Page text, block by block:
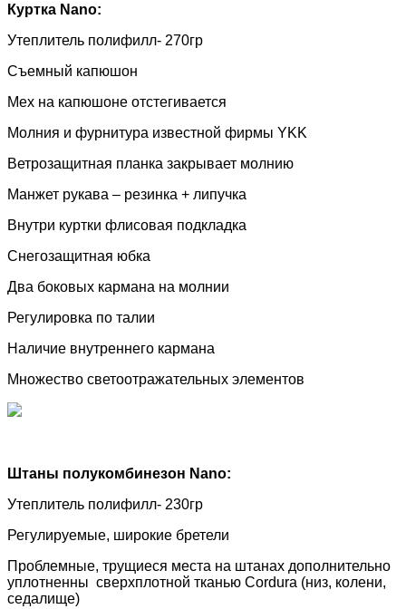
Куртка Nano:
Утеплитель полифилл- 270гр
Съемный капюшон
Мех на капюшоне отстегивается
Молния и фурнитура известной фирмы YKK
Ветрозащитная планка закрывает молнию
Манжет рукава – резинка + липучка
Внутри куртки флисовая подкладка
Снегозащитная юбка
Два боковых кармана на молнии
Регулировка по талии
Наличие внутреннего кармана
Множество светоотражательных элементов
Штаны полукомбинезон Nano:
Утеплитель полифилл- 230гр
Регулируемые, широкие бретели
Проблемные, трущиеся места на штанах дополнительно
уплотненны сверхплотной тканью Cordura (низ, колени,
седалище)